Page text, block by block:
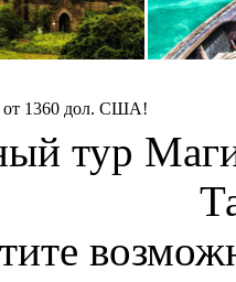
1360 дол. США!
тур